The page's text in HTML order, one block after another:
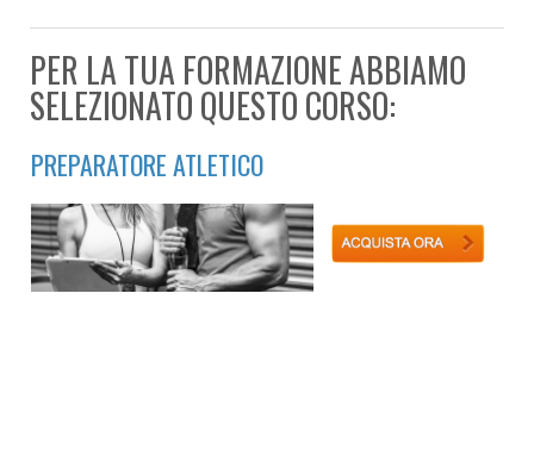
PER LA TUA FORMAZIONE ABBIAMO
SELEZIONATO QUESTO CORSO:
PREPARATORE ATLETICO